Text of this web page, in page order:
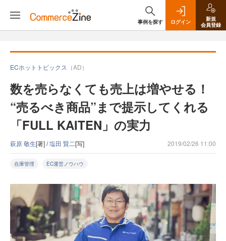
事例を探す ログイン
新規
会員登録
ECホットトピックス （AD）
数を売らなくても売上は増やせる！
“売るべき商品”まで提示してくれる
「FULL KAITEN」の実力
萩原 敬生[著] /塩田 賢二[写] 2019/02/26 11:00
在庫管理 EC運営ノウハウ